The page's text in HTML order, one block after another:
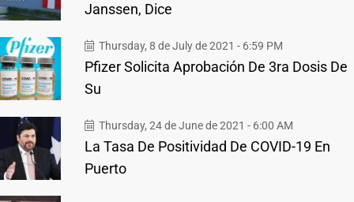
Janssen, Dice
Thursday, 8 de July de 2021 - 6:59 PM
Pfizer Solicita Aprobación De 3ra Dosis De
Su
Thursday, 24 de June de 2021 - 6:00 AM
La Tasa De Positividad De COVID-19 En
Puerto